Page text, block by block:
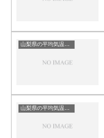
山梨県の平均気温まとめ
山梨県の平均気温まとめ